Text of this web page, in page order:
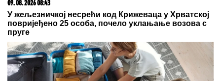
porodičnu tradiciju dugu 30 godina,
donela je odluku i stavila tačku!
Dnevni horoskop za nedelju, 9.
avgust: Jarac gura ISTINU POD
TEPIH, a NJIH čeka poslovna prilika
kakva stiže jednom u životu